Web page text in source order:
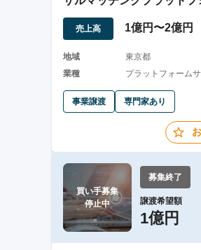
業譲渡
売上高 1億円〜2億円
地域
東京都
業種
プラットフォーム
事業譲渡 専門家あり
買い手募集
停止中
募集終了
譲渡希望額
1億円